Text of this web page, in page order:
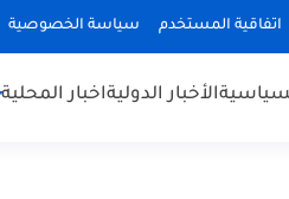
اتفاقية المستخدم سياسة الخصوصية
الأخبار الدوليةاخبار المحلية